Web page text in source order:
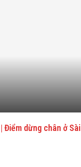
Điểm dừng chân ở Sài